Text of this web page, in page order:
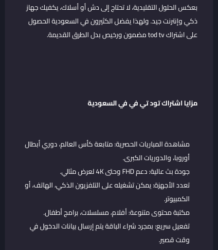
بعكس الحلول التقليدية، لا تحتاج إلى دش أو أسلاك، يكفيك جهاز
ذكي وإنترنت جيد. ولهذا يفضل الكثيرون في السعودية الحصول
على اشتراك tod tv مضمون ورخيص بدل الطرق القديمة.
مزايا اشتراك تود تي في في السعودية
مشاهدة المباريات الحصرية: متابعة كأس العالم، دوري أبطال
أوروبا، والدوريات الكبرى.
جودة بث عالية: دعم FHD وحتى 4K لعرض مثالي.
تعدد الأجهزة: يمكن تشغيله على التلفزيون الذكي، الهاتف، أو
الكمبيوتر.
مكتبة محتوى متنوعة: أفلام، مسلسلات، برامج أطفال.
تفعيل سريع: بمجرد شراء الباقة يتم إرسال بيانات الدخول في
وقت قصير.